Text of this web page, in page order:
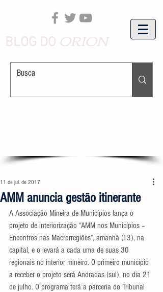
AMM anuncia gestão itinerante
11 de jul. de 2017
A Associação Mineira de Municípios lança o
projeto de interiorização “AMM nos Municípios –
Encontros nas Macrorregiões”, amanhã (13), na
capital, e o levará a cada uma de suas 30
regionais no interior mineiro. O primeiro município
a receber o projeto será Andradas (sul), no dia 21
de julho. O programa terá a parceria do Tribunal